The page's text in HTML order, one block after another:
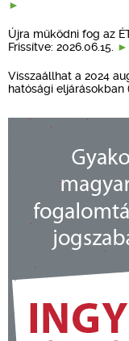
Újra működni fog az
Frissítve: 2026.06.15.
Visszaállhat a 2024
hatósági eljárásokban